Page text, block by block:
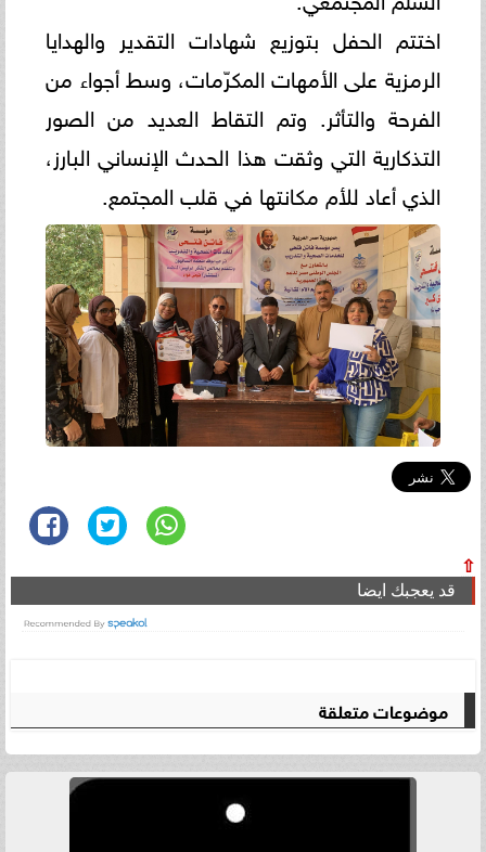
اختتم الحفل بتوزيع شهادات التقدير والهدايا
الرمزية على الأمهات المكرّمات، وسط أجواء من
الفرحة والتأثر. وتم التقاط العديد من الصور
التذكارية التي وثقت هذا الحدث الإنساني البارز،
الذي أعاد للأم مكانتها في قلب المجتمع.
⇧
قد يعجبك ايضا
موضوعات متعلقة